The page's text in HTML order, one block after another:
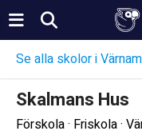
Se alla skolor i
Skalmans Hus
Förskola · Friskola ·